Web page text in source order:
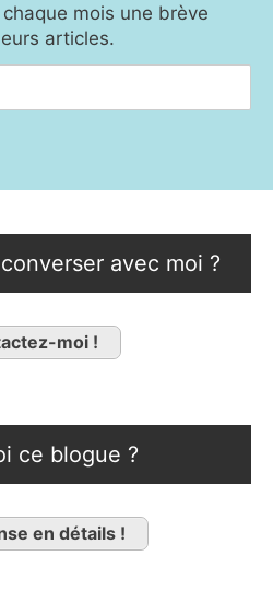
mois une brève
articles.
avec moi ?
moi !
ce blogue ?
en détails !